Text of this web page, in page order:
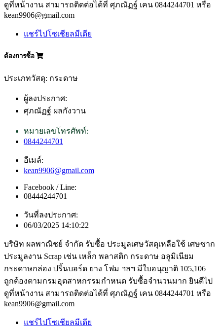
ดูที่หน้างาน สามารถติดต่อได้ที่ ศุภณัฏฐ์ เคน 0844244701 หรือ
kean9906@gmail.com
แชร์ไปโซเชียลมีเดีย
ต้องการซื้อ
ประเภทวัสดุ: กระดาษ
ผู้ลงประกาศ:
ศุภณัฏฐ์ ผลกังวาน
หมายเลขโทรศัพท์:
0844244701
อีเมล์:
kean9906@gmail.com
Facebook / Line:
08444244701
วันที่ลงประกาศ:
06/03/2025 14:10:22
บริษัท ผลพาณิชย์ จำกัด รับซื้อ ประมูลเศษวัสดุเหลือใช้ เศษซาก
ประมูลงาน Scrap เช่น เหล็ก พลาสติก กระดาษ อลูมิเนียม
กระดาษกล่อง ปริ้นบอร์ด ยาง โฟม ฯลฯ มีใบอนุญาติ 105,106
ถูกต้องตามกรมอุตสาหกรรมกำหนด รับซื้อจำนวนมาก ยินดีไป
ดูที่หน้างาน สามารถติดต่อได้ที่ ศุภณัฏฐ์ เคน 0844244701 หรือ
kean9906@gmail.com
แชร์ไปโซเชียลมีเดีย